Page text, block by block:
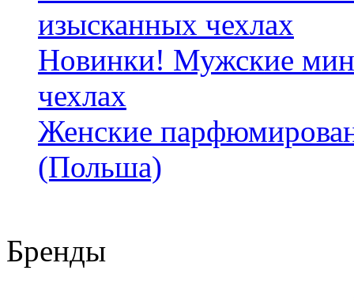
изысканных чехлах
Новинки! Мужские
чехлах
Женские
(Польша)
Бренды